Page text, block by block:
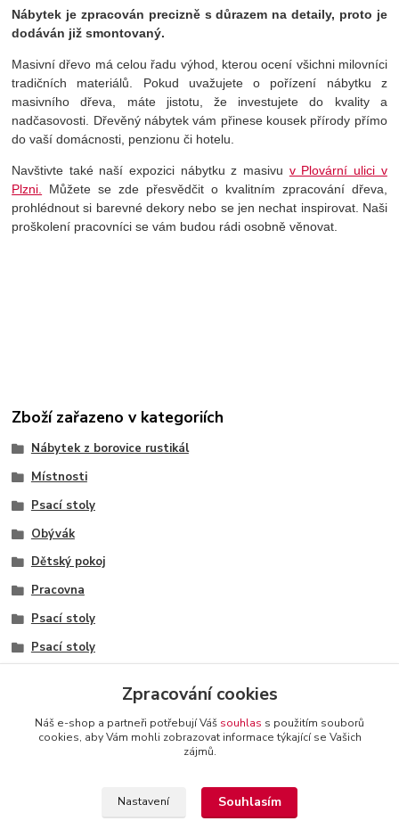
Nábytek je zpracován precizně s důrazem na detaily, proto je
dodáván již smontovaný.
Masivní dřevo má celou řadu výhod, kterou ocení všichni milovníci
tradičních materiálů. Pokud uvažujete o pořízení nábytku z
masivního dřeva, máte jistotu, že investujete do kvality a
nadčasovosti. Dřevěný nábytek vám přinese kousek přírody přímo
do vaší domácnosti, penzionu či hotelu.
Navštivte také naší expozici nábytku z masivu v Plovární ulici v
Plzni.
Můžete se zde přesvědčit o kvalitním zpracování dřeva,
prohlédnout si barevné dekory nebo se jen nechat inspirovat. Naši
proškolení pracovníci se vám budou rádi osobně věnovat.
Zboží zařazeno v kategoriích
Nábytek z borovice rustikál
Místnosti
Psací stoly
Obývák
Dětský pokoj
Pracovna
Psací stoly
Psací stoly
Obchodní podmínky-Reklamační řád
Zpracování cookies
Náš e-shop a partneři potřebují Váš souhlas s použitím souborů
cookies, aby Vám mohli zobrazovat informace týkající se Vašich
zájmů.
Nastavení Souhlasím